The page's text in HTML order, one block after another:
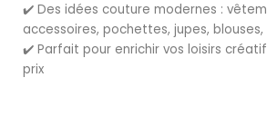
✔️ Des idées couture modernes :
accessoires, pochettes, jupes,
✔️ Parfait pour enrichir vos loisirs
prix